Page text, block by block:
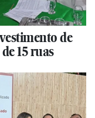
de
15 ruas